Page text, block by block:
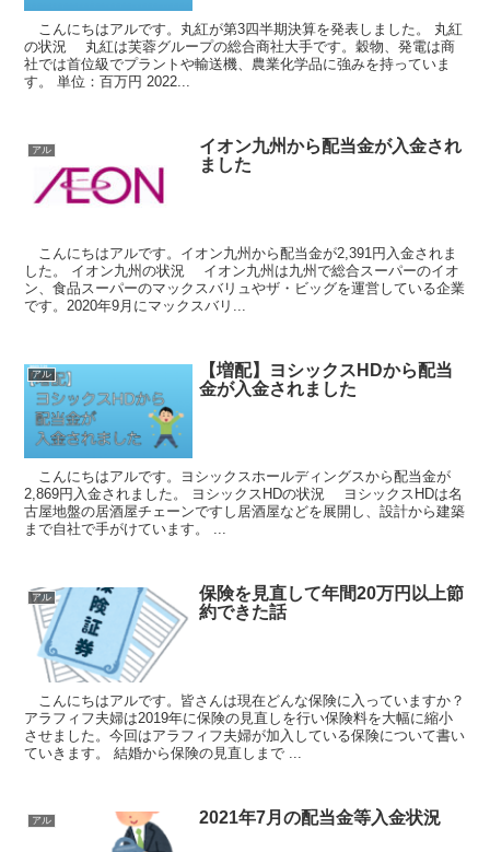
こんにちはアルです。丸紅が第3四半期決算を発表しました。 丸紅
の状況 丸紅は芙蓉グループの総合商社大手です。穀物、発電は商
社では首位級でプラントや輸送機、農業化学品に強みを持っていま
す。 単位：百万円 2022...
アル
イオン九州から配当金が入金され
ました
こんにちはアルです。イオン九州から配当金が2,391円入金されま
した。 イオン九州の状況 イオン九州は九州で総合スーパーのイオ
ン、食品スーパーのマックスバリュやザ・ビッグを運営している企業
です。2020年9月にマックスバリ...
アル
【増配】ヨシックスHDから配当
金が入金されました
こんにちはアルです。ヨシックスホールディングスから配当金が
2,869円入金されました。 ヨシックスHDの状況 ヨシックスHDは名
古屋地盤の居酒屋チェーンですし居酒屋などを展開し、設計から建築
まで自社で手がけています。 ...
アル
保険を見直して年間20万円以上節
約できた話
こんにちはアルです。皆さんは現在どんな保険に入っていますか？
アラフィフ夫婦は2019年に保険の見直しを行い保険料を大幅に縮小
させました。今回はアラフィフ夫婦が加入している保険について書い
ていきます。 結婚から保険の見直しまで ...
アル 2021年7月の配当金等入金状況